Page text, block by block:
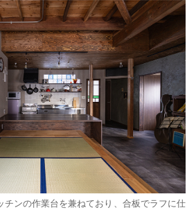
チンの作業台を兼ねており、合板でラフに仕